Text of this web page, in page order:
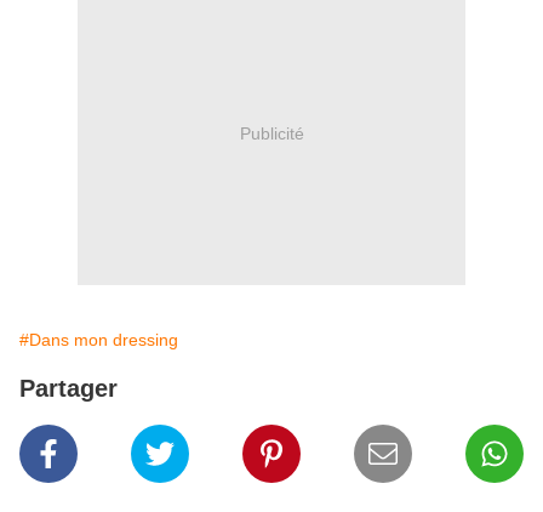
Publicité
#Dans mon dressing
Partager